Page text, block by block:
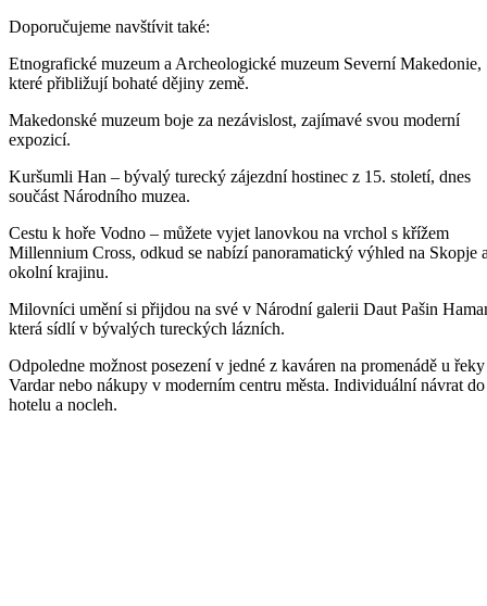
Doporučujeme navštívit také:
Etnografické muzeum a Archeologické muzeum Severní Makedonie,
které přibližují bohaté dějiny země.
Makedonské muzeum boje za nezávislost, zajímavé svou moderní
expozicí.
Kuršumli Han – bývalý turecký zájezdní hostinec z 15. století, dnes
součást Národního muzea.
Cestu k hoře Vodno – můžete vyjet lanovkou na vrchol s křížem
Millennium Cross, odkud se nabízí panoramatický výhled na Skopje
okolní krajinu.
Milovníci umění si přijdou na své v Národní galerii Daut Pašin
která sídlí v bývalých tureckých lázních.
Odpoledne možnost posezení v jedné z kaváren na promenádě u řeky
Vardar nebo nákupy v moderním centru města. Individuální návrat do
hotelu a nocleh.